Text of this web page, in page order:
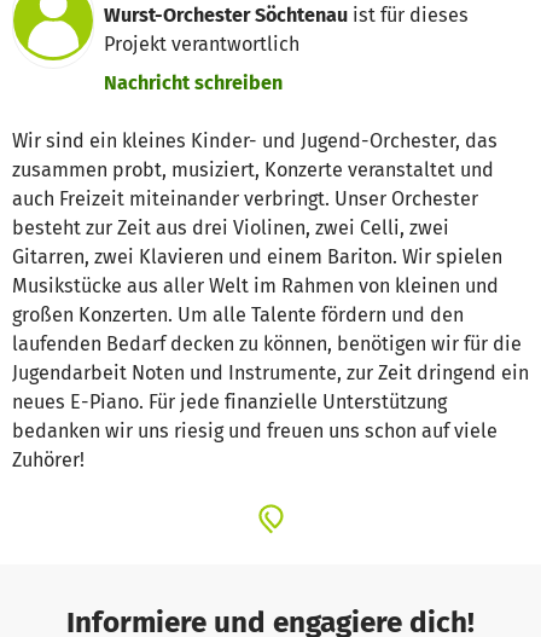
Wurst-Orchester Söchtenau ist für dieses
Projekt verantwortlich
Nachricht schreiben
Wir sind ein kleines Kinder- und Jugend-Orchester, das
zusammen probt, musiziert, Konzerte veranstaltet und
auch Freizeit miteinander verbringt. Unser Orchester
besteht zur Zeit aus drei Violinen, zwei Celli, zwei
Gitarren, zwei Klavieren und einem Bariton. Wir spielen
Musikstücke aus aller Welt im Rahmen von kleinen und
großen Konzerten. Um alle Talente fördern und den
laufenden Bedarf decken zu können, benötigen wir für die
Jugendarbeit Noten und Instrumente, zur Zeit dringend ein
neues E-Piano. Für jede finanzielle Unterstützung
bedanken wir uns riesig und freuen uns schon auf viele
Zuhörer!
Informiere und engagiere dich!